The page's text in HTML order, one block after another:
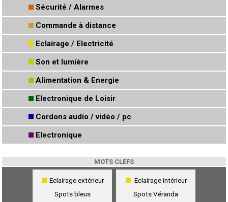
Sécurité / Alarmes
Commande à distance
Eclairage / Electricité
Son et lumière
Alimentation & Energie
Electronique de Loisir
Cordons audio / vidéo / pc
Electronique
MOTS CLEFS
Eclairage extérieur
Spots bleus
Eclairage intérieur
Spots Véranda